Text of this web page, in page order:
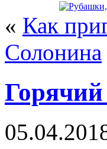
« Как
Солонина